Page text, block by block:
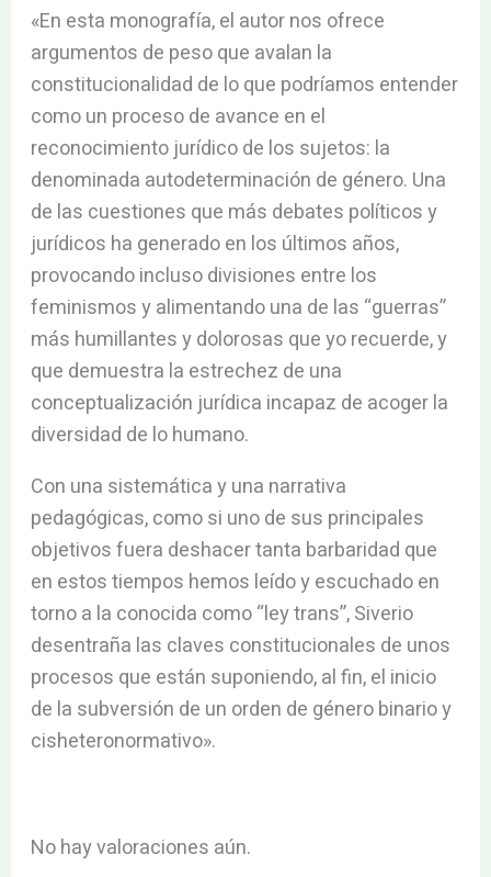
«En esta monografía, el autor nos ofrece
argumentos de peso que avalan la
constitucionalidad de lo que podríamos entender
como un proceso de avance en el
reconocimiento jurídico de los sujetos: la
denominada autodeterminación de género. Una
de las cuestiones que más debates políticos y
jurídicos ha generado en los últimos años,
provocando incluso divisiones entre los
feminismos y alimentando una de las “guerras”
más humillantes y dolorosas que yo recuerde, y
que demuestra la estrechez de una
conceptualización jurídica incapaz de acoger la
diversidad de lo humano.
Con una sistemática y una narrativa
pedagógicas, como si uno de sus principales
objetivos fuera deshacer tanta barbaridad que
en estos tiempos hemos leído y escuchado en
torno a la conocida como “ley trans”, Siverio
desentraña las claves constitucionales de unos
procesos que están suponiendo, al fin, el inicio
de la subversión de un orden de género binario y
cisheteronormativo».
No hay valoraciones aún.